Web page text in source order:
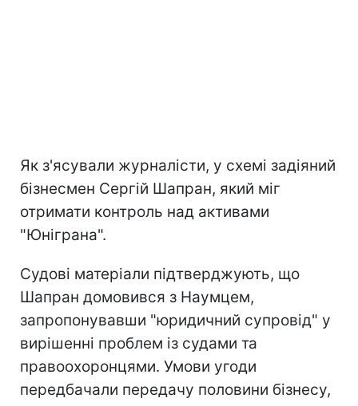
Як з'ясували журналісти, у схемі задіяний
бізнесмен Сергій Шапран, який міг
отримати контроль над активами
"Юніграна".
Судові матеріали підтверджують, що
Шапран домовився з Наумцем,
запропонувавши "юридичний супровід" у
вирішенні проблем із судами та
правоохоронцями. Умови угоди
передбачали передачу половини бізнесу,